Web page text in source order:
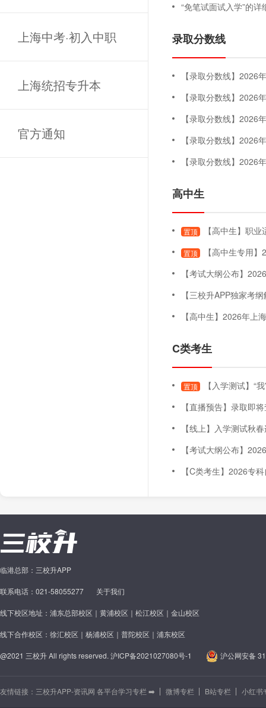
上海中考·初入中职
上海统招专升本
官方通知
“免笔试面试入学”的详
录取分数线
【录取分数线】2026年专科
【录取分数线】2026
【录取分数线】2026
【录取分数线】2026
【录取分数线】2026
高中生
置顶 【高中生】职业适应性
置顶
【高中生专用
【考试大纲公布】2026年上
【三校升APP独家考纲解
【高中生】2026年上海三月自主
C类考生
置顶
【入学测试】“
【直播预告】录取即将查询！五月未录取怎
【线上】入学测试秋春连贯
【考试大纲公布】2026年上
【C类考生】2026专
临港总部：三校升APP
联系电话：021-58055277 关于我们
线下校区地址：浦东总部校区｜黄浦校区｜松江校区｜金山校区
线下合作校区：徐汇校区｜杨浦校区｜普陀校区｜浦东校区
@2021 三校升 All rights reserved. 沪ICP备2021027080号-1 沪公网安备
友情链接： 三校升APP-资讯网 各平台学习专栏 ➡️ 微博专栏 B站专栏 小红书